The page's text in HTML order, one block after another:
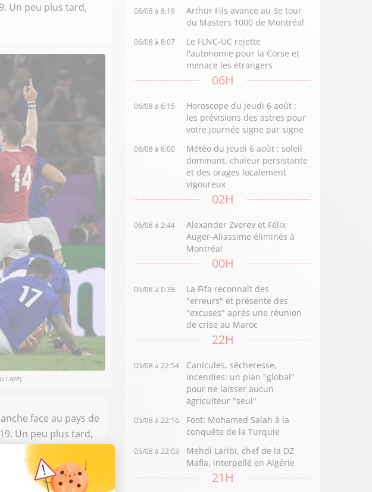
Un peu plus tard,
/ AFP)
face au pays de
Un peu plus tard,
06/08 à 8:19
Arthur Fils avance au 3e tour
du Masters 1000 de Montréal
06/08 à 8:07
Le FLNC-UC rejette
l'autonomie pour la Corse et
menace les étrangers
06H
06/08 à 6:15
Horoscope du jeudi 6 août :
les prévisions des astres pour
votre journée signe par signe
06/08 à 6:00
Météo du jeudi 6 août : soleil
dominant, chaleur persistante
et des orages localement
vigoureux
02H
06/08 à 2:44
Alexander Zverev et Félix
Auger-Aliassime éliminés à
Montréal
00H
06/08 à 0:38
La Fifa reconnaît des
"erreurs" et présente des
"excuses" après une réunion
de crise au Maroc
22H
05/08 à 22:54
Canicules, sécheresse,
incendies: un plan "global"
pour ne laisser aucun
agriculteur "seul"
05/08 à 22:16
Foot: Mohamed Salah à la
conquête de la Turquie
05/08 à 22:03
Mehdi Laribi, chef de la DZ
Mafia, interpellé en Algérie
21H